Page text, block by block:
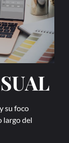
su foco
largo del